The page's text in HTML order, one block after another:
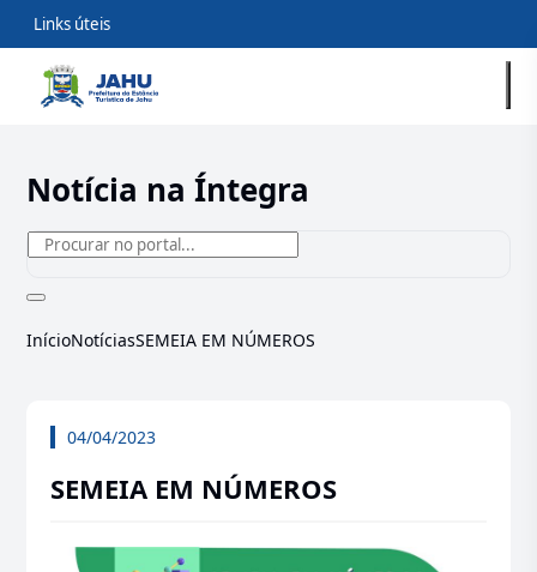
Links úteis
Notícia na Íntegra
InícioNotíciasSEMEIA EM NÚMEROS
04/04/2023
SEMEIA EM NÚMEROS